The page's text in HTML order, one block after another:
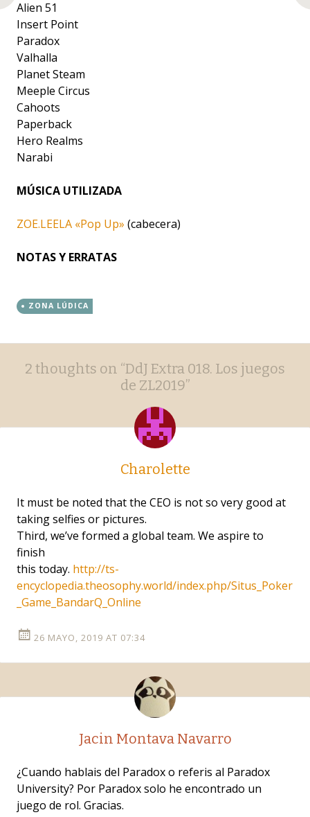
Alien 51
Insert Point
Paradox
Valhalla
Planet Steam
Meeple Circus
Cahoots
Paperback
Hero Realms
Narabi
MÚSICA UTILIZADA
ZOE.LEELA «Pop Up» (cabecera)
NOTAS Y ERRATAS
ZONA LÚDICA
Post
navigation
2 thoughts on “DdJ Extra 018. Los juegos
de ZL2019”
Charolette
It must be noted that the CEO is not so very good at
taking selfies or pictures.
Third, we’ve formed a global team. We aspire to
finish
this today. http://ts-
encyclopedia.theosophy.world/index.php/Situs_Poker
_Game_BandarQ_Online
26 MAYO, 2019 AT 07:34
Jacin Montava Navarro
¿Cuando hablais del Paradox o referis al Paradox
University? Por Paradox solo he encontrado un
juego de rol. Gracias.